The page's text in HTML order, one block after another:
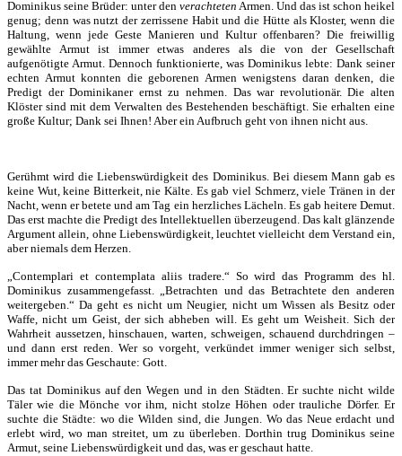
Dominikus seine Brüder: unter den verachteten Armen. Und das ist schon heikel
genug; denn was nutzt der zerrissene Habit und die Hütte als Kloster, wenn die
Haltung, wenn jede Geste Manieren und Kultur offenbaren? Die freiwillig
gewählte Armut ist immer etwas anderes als die von der Gesellschaft
aufgenötigte Armut. Dennoch funktionierte, was Dominikus lebte: Dank seiner
echten Armut konnten die geborenen Armen wenigstens daran denken, die
Predigt der Dominikaner ernst zu nehmen. Das war revolutionär. Die alten
Klöster sind mit dem Verwalten des Bestehenden beschäftigt. Sie erhalten eine
große Kultur; Dank sei Ihnen! Aber ein Aufbruch geht von ihnen nicht aus.
Gerühmt wird die Liebenswürdigkeit des Dominikus. Bei diesem Mann gab es
keine Wut, keine Bitterkeit, nie Kälte. Es gab viel Schmerz, viele Tränen in der
Nacht, wenn er betete und am Tag ein herzliches Lächeln. Es gab heitere Demut.
Das erst machte die Predigt des Intellektuellen überzeugend. Das kalt glänzende
Argument allein, ohne Liebenswürdigkeit, leuchtet vielleicht dem Verstand ein,
aber niemals dem Herzen.
„Contemplari et contemplata aliis tradere.“ So wird das Programm des hl.
Dominikus zusammengefasst. „Betrachten und das Betrachtete den anderen
weitergeben.“ Da geht es nicht um Neugier, nicht um Wissen als Besitz oder
Waffe, nicht um Geist, der sich abheben will. Es geht um Weisheit. Sich der
Wahrheit aussetzen, hinschauen, warten, schweigen, schauend durchdringen –
und dann erst reden. Wer so vorgeht, verkündet immer weniger sich selbst,
immer mehr das Geschaute: Gott.
Das tat Dominikus auf den Wegen und in den Städten. Er suchte nicht wilde
Täler wie die Mönche vor ihm, nicht stolze Höhen oder trauliche Dörfer. Er
suchte die Städte: wo die Wilden sind, die Jungen. Wo das Neue erdacht und
erlebt wird, wo man streitet, um zu überleben. Dorthin trug Dominikus seine
Armut, seine Liebenswürdigkeit und das, was er geschaut hatte.